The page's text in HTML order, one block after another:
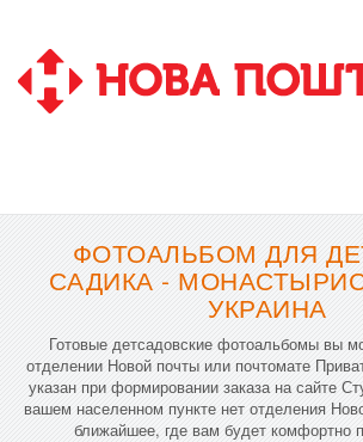
ФОТОАЛЬБОМ ДЛЯ
САДИКА -
УКРАИНА
Готовые детсадовские фотоальбомы вы
отделении Новой почты или почтомате
указан при формировании заказа на сайте
вашем населенном пункте нет отделения
ближайшее, где вам будет комфортно